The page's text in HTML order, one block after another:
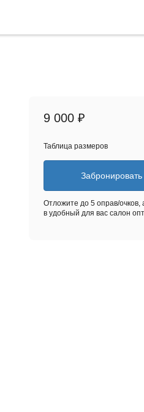
9 000 ₽
Таблица размеров
Забронировать
Отложите до 5 оправ/очков,
в удобный для вас салон